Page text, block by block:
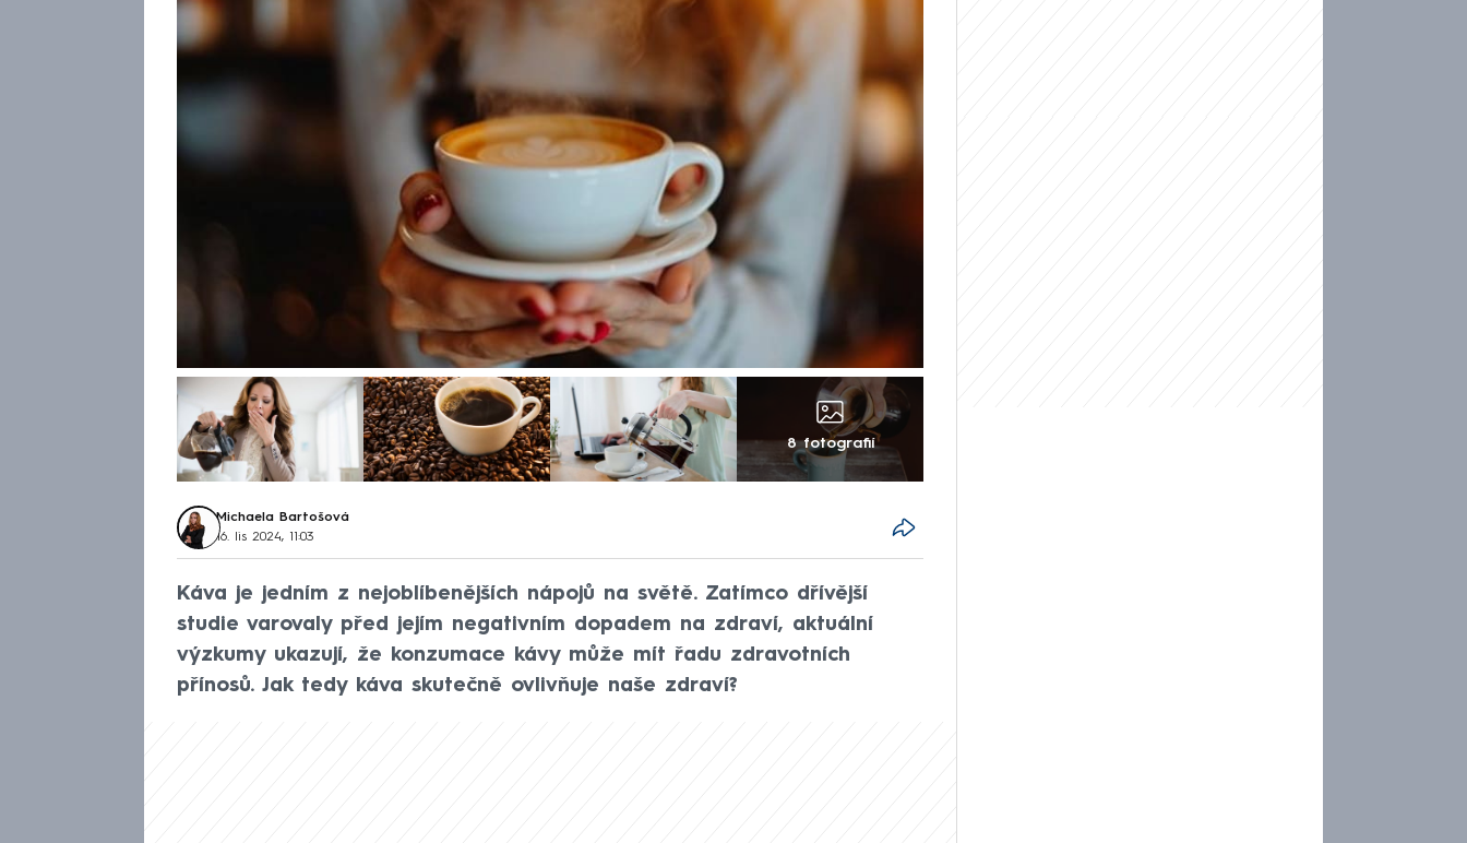
8 fotografií
Michaela Bartošová
16. lis 2024, 11:03
Káva je jedním z nejoblíbenějších nápojů na světě. Zatímco dřívější
studie varovaly před jejím negativním dopadem na zdraví, aktuální
výzkumy ukazují, že konzumace kávy může mít řadu zdravotních
přínosů. Jak tedy káva skutečně ovlivňuje naše zdraví?